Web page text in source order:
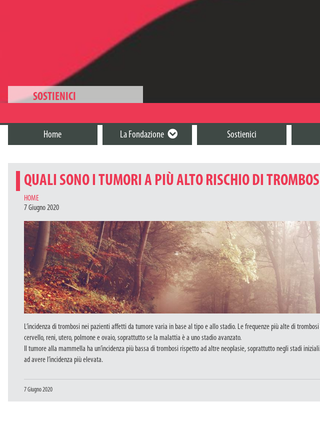
SOSTIENICI
Intestato a “Fondazione ARTET”
IBAN: IT36N0538711116000042428683
Home La Fondazione Sostienici
QUALI SONO I TUMORI A PIÙ ALTO RISCHIO DI
CATEGORIES
HOME
7 Giugno 2020
L’incidenza di trombosi nei pazienti affetti da tumore varia in base al tipo e allo stadio. Le frequenze più alte di
cervello, reni, utero, polmone e ovaio, soprattutto se la malattia è a uno stadio avanzato.
Il tumore alla mammella ha un’incidenza più bassa di trombosi rispetto ad altre neoplasie, soprattutto negli stadi
ad avere l’incidenza più elevata.
Pubblicato
7 Giugno 2020